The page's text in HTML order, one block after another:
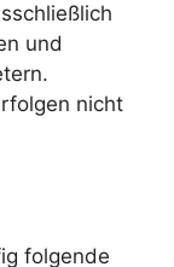
und
nicht
folgende